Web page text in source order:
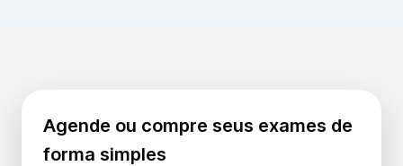
Agende ou compre seus exames de
forma simples